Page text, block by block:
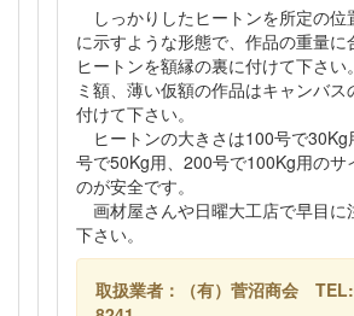
しっかりしたヒートンを所定の位
に示すような形態で、作品の重量に
ヒートンを額縁の裏に付けて下さ
ミ額、薄い仮額の作品はキャンバス
付けて下さい。
ヒートンの大きさは100号で30Kg
号で50Kg用、200号で100Kg用のサ
のが安全です。
画材屋さんや日曜大工店で早目に
下さい。
取扱業者：（有）菅沼商会